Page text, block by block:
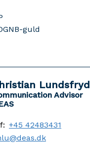
guld
Lundsfryd
Advisor
+45 42483431